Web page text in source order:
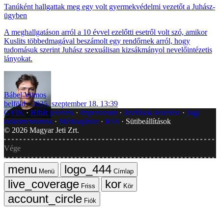
Tanúként hallgattak meg egy volt gyermekvédelmi vezetőt a Juhász-
ügyben
A meghallgatáson arról a 10 évvel ezelőtti esetről volt szó, amikor
Kuslits többedmagával beszámolt egy rendőrnek arról, hogy
tudomásuk szerint Juhász szexuálisan kizsákmányol nevelőintézetis
lányokat.
Bábel Vilmos
belföld
2025. szeptember 18. 13:39
GYIK Hibát jelentek Impresszum Javítások kezelése
Jogi
dokumentumok
Médiaajánlat RSS
Sütibeállítások
© 2026 Magyar Jeti Zrt.
Vége
Menü
Címlap
Friss
Kör
Fiók